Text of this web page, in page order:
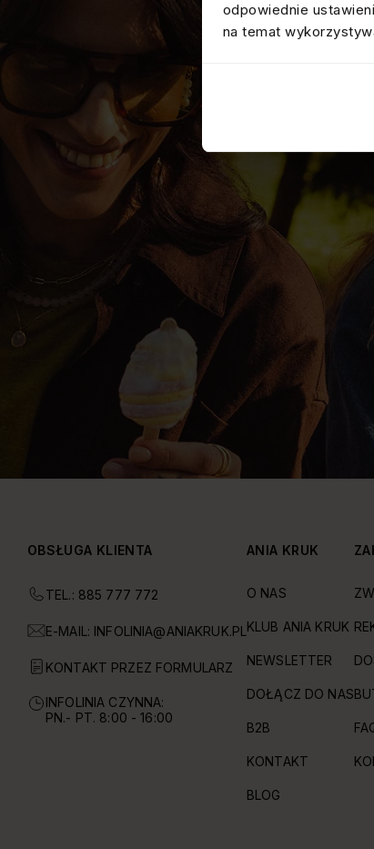
odpowiednie
na temat
OBSŁUGA KLIENTA
TEL.: 885 777 772
E-MAIL: INFOLINIA@ANIAKRUK.PL
KONTAKT PRZEZ FORMULARZ
INFOLINIA CZYNNA:
PN.- PT. 8:00 - 16:00
ANIA KRUK
O NAS
KLUB ANIA KRUK
NEWSLETTER
DOŁĄCZ DO NAS
B2B
KONTAKT
BLOG